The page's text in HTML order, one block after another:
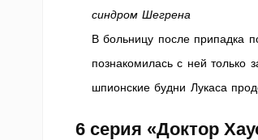
синдром Шегрена
В больницу после припадка
познакомилась с ней только
шпионские будни Лукаса
6 серия «Доктор